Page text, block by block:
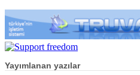
Yayımlanan yazılar